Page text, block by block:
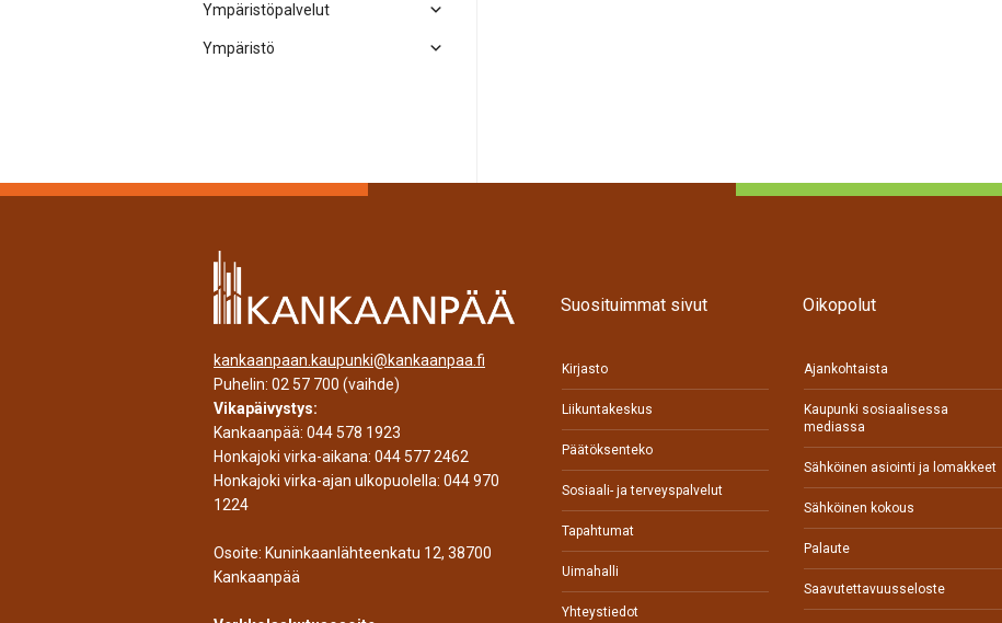
Ympäristöpalvelut
Ympäristö
kankaanpaan.kaupunki@kankaanpaa.fi
Puhelin: 02 57 700 (vaihde)
Vikapäivystys:
Kankaanpää: 044 578 1923
Honkajoki virka-aikana: 044 577 2462
Honkajoki virka-ajan ulkopuolella: 044 970
1224
Osoite: Kuninkaanlähteenkatu 12, 38700
Kankaanpää
Suosituimmat sivut
Kirjasto
Liikuntakeskus
Päätöksenteko
Sosiaali- ja terveyspalvelut
Tapahtumat
Uimahalli
Yhteystiedot
Oikopolut
Ajankohtaista
Kaupunki sosiaalisessa
mediassa
Sähköinen asiointi ja lomakkeet
Sähköinen kokous
Palaute
Saavutettavuusseloste